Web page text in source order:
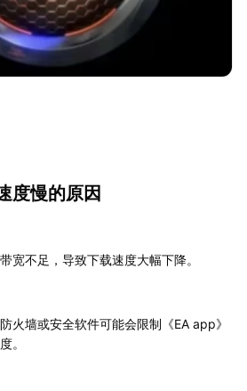
度慢的原因
宽不足，导致下载速度大幅下降。
火墙或安全软件可能会限制《EA app》
。